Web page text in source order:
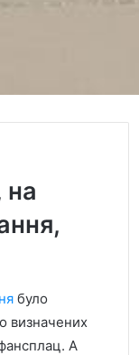
на
було
визначених
А